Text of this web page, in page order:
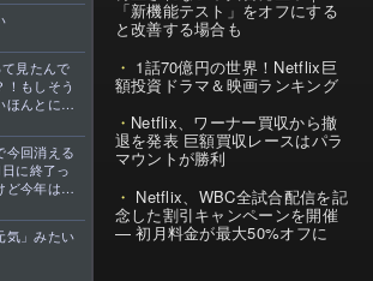
見たんで
！もしそう
んとに大
今回消える
に終了っ
今年はま
ん！！で
ほしい！平
てくれっ
気」みたい
「新機能テスト」をオフにする
と改善する場合も
1話70億円の世界！Netflix巨
額投資ドラマ＆映画ランキング
Netflix、ワーナー買収から撤
退を発表 巨額買収レースはパラ
マウントが勝利
Netflix、WBC全試合配信を記
念した割引キャンペーンを開催
— 初月料金が最大50%オフに